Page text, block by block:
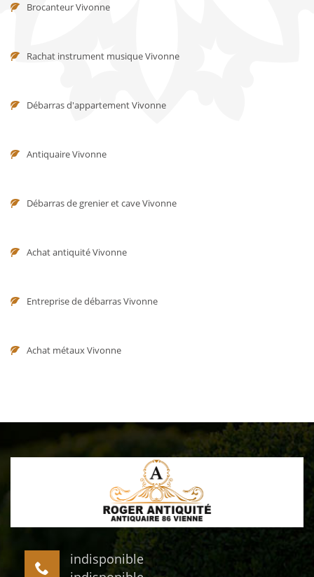
Brocanteur Vivonne
Rachat instrument musique Vivonne
Débarras d'appartement Vivonne
Antiquaire Vivonne
Débarras de grenier et cave Vivonne
Achat antiquité Vivonne
Entreprise de débarras Vivonne
Achat métaux Vivonne
indisponible